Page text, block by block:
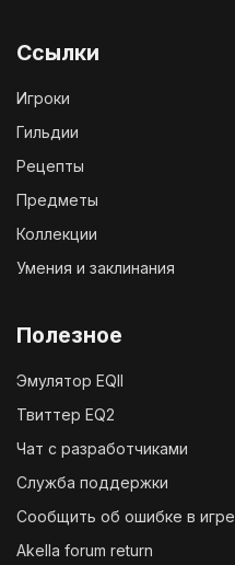
Ссылки
Игроки
Гильдии
Рецепты
Предметы
Коллекции
Умения и заклинания
Полезное
Эмулятор EQII
Твиттер EQ2
Чат с разработчиками
Служба поддержки
Сообщить об ошибке в игре
Akella forum return